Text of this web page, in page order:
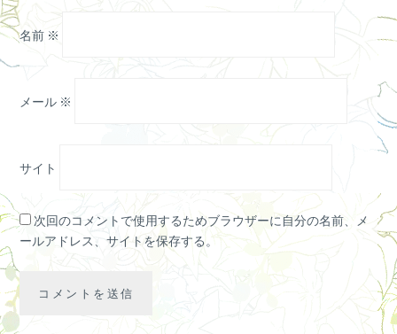
名前 ※
メール ※
サイト
次回のコメントで使用するためブラウザーに自分の名前、メ
ールアドレス、サイトを保存する。